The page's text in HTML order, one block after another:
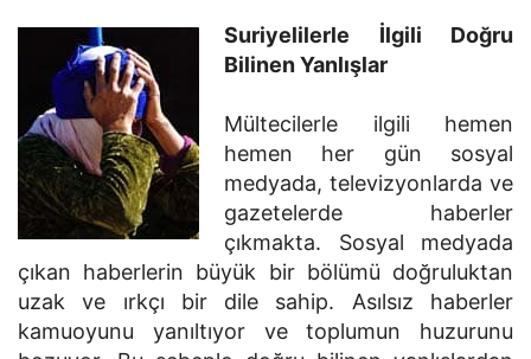
Suriyelilerle İlgili Doğru
Bilinen Yanlışlar
Mültecilerle ilgili hemen
hemen her gün sosyal
medyada, televizyonlarda ve
gazetelerde haberler
çıkmakta. Sosyal medyada
çıkan haberlerin büyük bir bölümü doğruluktan
uzak ve ırkçı bir dile sahip. Asılsız haberler
kamuoyunu yanıltıyor ve toplumun huzurunu